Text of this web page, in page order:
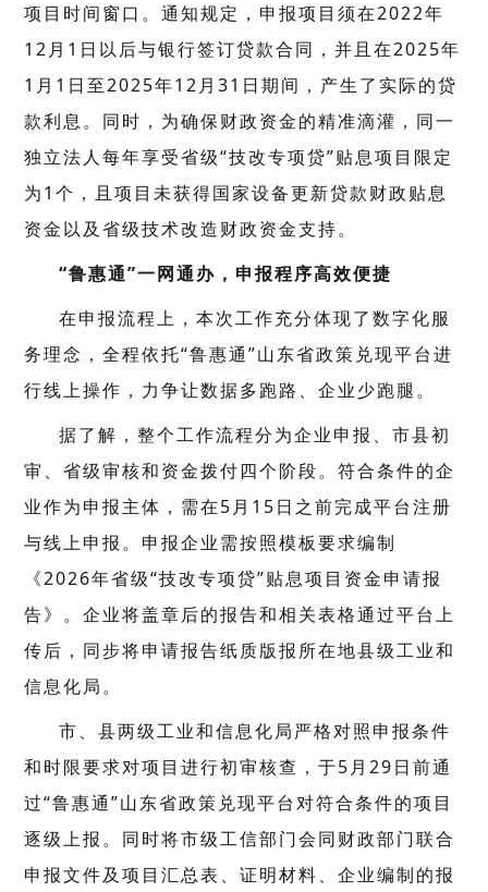
项目时间窗口。通知规定，申报项目须在2022年
12月1日以后与银行签订贷款合同，并且在2025年
1月1日至2025年12月31日期间，产生了实际的贷
款利息。同时，为确保财政资金的精准滴灌，同一
独立法人每年享受省级“技改专项贷”贴息项目限定
为1个，且项目未获得国家设备更新贷款财政贴息
资金以及省级技术改造财政资金支持。
“鲁惠通”一网通办，申报程序高效便捷
在申报流程上，本次工作充分体现了数字化服
务理念，全程依托“鲁惠通”山东省政策兑现平台进
行线上操作，力争让数据多跑路、企业少跑腿。
据了解，整个工作流程分为企业申报、市县初
审、省级审核和资金拨付四个阶段。符合条件的企
业作为申报主体，需在5月15日之前完成平台注册
与线上申报。申报企业需按照模板要求编制
《2026年省级“技改专项贷”贴息项目资金申请报
告》。企业将盖章后的报告和相关表格通过平台上
传后，同步将申请报告纸质版报所在地县级工业和
信息化局。
市、县两级工业和信息化局严格对照申报条件
和时限要求对项目进行初审核查，于5月29日前通
过“鲁惠通”山东省政策兑现平台对符合条件的项目
逐级上报。同时将市级工信部门会同财政部门联合
申报文件及项目汇总表、证明材料、企业编制的报